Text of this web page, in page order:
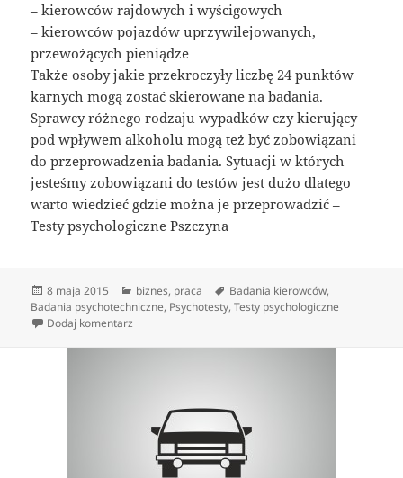
– kierowców rajdowych i wyścigowych
– kierowców pojazdów uprzywilejowanych,
przewożących pieniądze
Także osoby jakie przekroczyły liczbę 24 punktów
karnych mogą zostać skierowane na badania.
Sprawcy różnego rodzaju wypadków czy kierujący
pod wpływem alkoholu mogą też być zobowiązani
do przeprowadzenia badania. Sytuacji w których
jesteśmy zobowiązani do testów jest dużo dlatego
warto wiedzieć gdzie można je przeprowadzić –
Testy psychologiczne Pszczyna
Data
publikacji
8 maja 2015 Kategorie
biznes, praca Tagi
Badania kierowców,
Badania psychotechniczne, Psychotesty,Testy psychologiczne
Dodaj komentarz